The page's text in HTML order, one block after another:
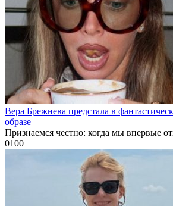
Вера Брежнева предстала в
образе
Признаемся честно: когда мы впервые
0100